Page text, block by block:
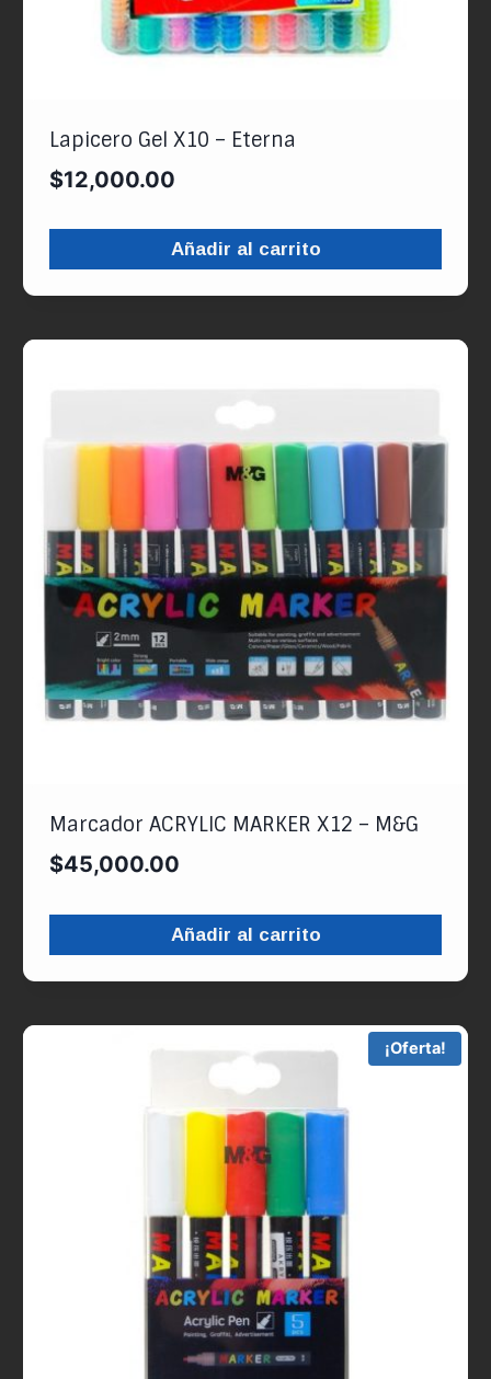
Lapicero Gel X10 – Eterna
$12,000.00
Añadir al carrito
Marcador ACRYLIC MARKER X12 – M&G
$45,000.00
Añadir al carrito
¡Oferta!